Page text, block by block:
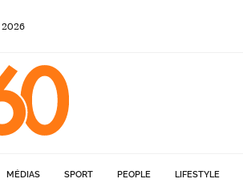
2026
MÉDIAS SPORT PEOPLE LIFESTYLE